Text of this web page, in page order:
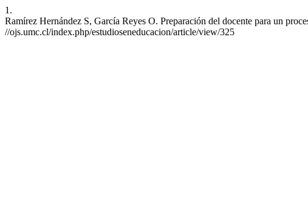
1.
Ramírez Hernández S, García Reyes O. Preparación del docente para un
//ojs.umc.cl/index.php/estudioseneducacion/article/view/325